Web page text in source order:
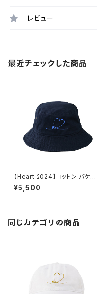
レビュー
最近チェックした商品
【Heart 2024】コットン バケット
ハット（ネイビー）
¥5,500
同じカテゴリの商品